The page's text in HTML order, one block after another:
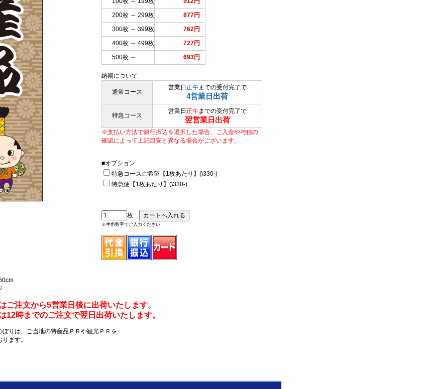
200枚 ～ 299枚
877円
300枚 ～ 399枚
762円
400枚 ～ 499枚
727円
500枚 ～
693円
納期について
通常コース
営業日 正午までの受付完了で
4営業日出荷
特急コース
営業日 正午までの受付完了で
翌営業日出荷
※支払い方法で銀行振込を選択した場合、ご入金や与信の
確認によって上記目安と異なる場合がございます。
■オプション
特急コースご希望【1枚あたり】(\330-)
特急便【1枚あたり】(\330-)
枚
※半角数字でご入力ください
ご注文から5営業日後に出荷いたします。
12時までのご注文で翌日出荷いたします。
ぼりは、ご当地の特産品ＰＲや観光ＰＲを
ます。